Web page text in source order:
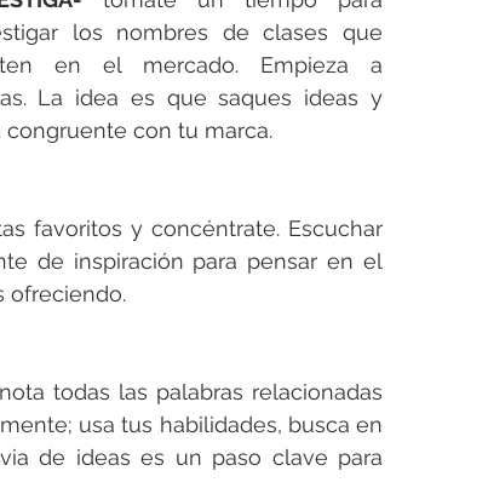
los nombres de clases que
en el mercado. Empieza a
La idea es que saques ideas y
con tu marca.
favoritos y concéntrate. Escuchar
de inspiración para pensar en el
ofreciendo.
todas las palabras relacionadas
usa tus habilidades, busca en
de ideas es un paso clave para